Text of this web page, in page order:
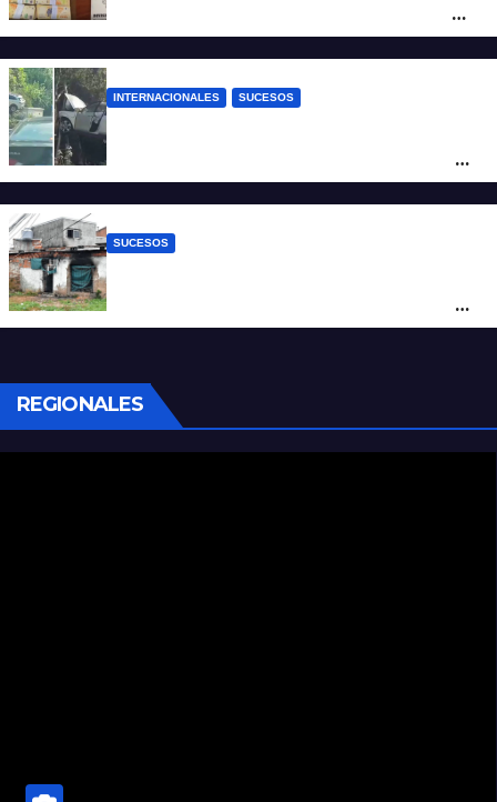
de 700 gramos de cocaína
INTERNACIONALES SUCESOS
control y el auto terminó incrustado en un
árbol
SUCESOS
determinó cómo se originó el fuego que
le costó la vida a un niño de 4 años
REGIONALES